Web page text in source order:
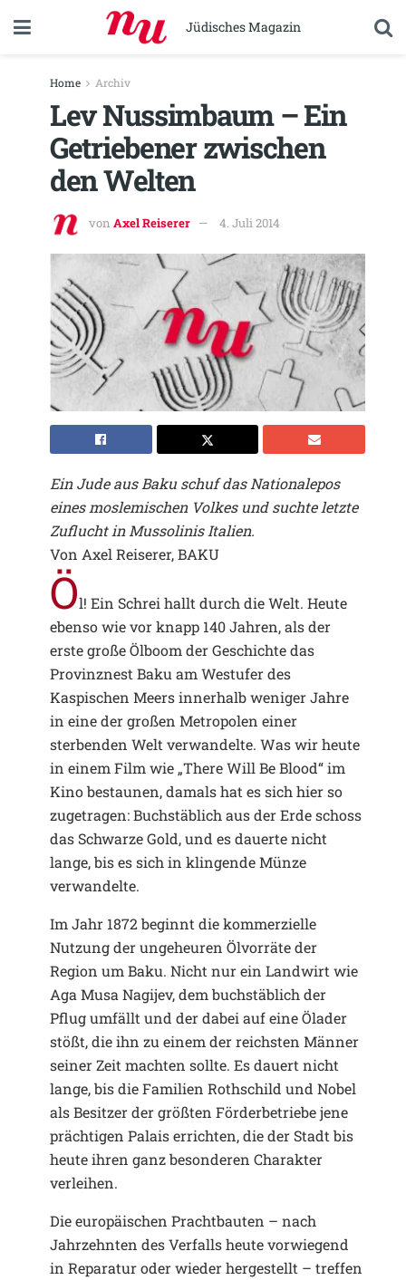
Jüdisches Magazin
Home Archiv
Lev Nussimbaum – Ein
Getriebener zwischen
den Welten
von Axel Reiserer 4. Juli 2014
Ein Jude aus Baku schuf das Nationalepos
eines moslemischen Volkes und suchte letzte
Zuflucht in Mussolinis Italien.
Von Axel Reiserer, BAKU
Öl! Ein Schrei hallt durch die Welt. Heute
ebenso wie vor knapp 140 Jahren, als der
erste große Ölboom der Geschichte das
Provinznest Baku am Westufer des
Kaspischen Meers innerhalb weniger Jahre
in eine der großen Metropolen einer
sterbenden Welt verwandelte. Was wir heute
in einem Film wie „There Will Be Blood“ im
Kino bestaunen, damals hat es sich hier so
zugetragen: Buchstäblich aus der Erde schoss
das Schwarze Gold, und es dauerte nicht
lange, bis es sich in klingende Münze
verwandelte.
Im Jahr 1872 beginnt die kommerzielle
Nutzung der ungeheuren Ölvorräte der
Region um Baku. Nicht nur ein Landwirt wie
Aga Musa Nagijev, dem buchstäblich der
Pflug umfällt und der dabei auf eine Ölader
stößt, die ihn zu einem der reichsten Männer
seiner Zeit machten sollte. Es dauert nicht
lange, bis die Familien Rothschild und Nobel
als Besitzer der größten Förderbetriebe jene
prächtigen Palais errichten, die der Stadt bis
heute ihren ganz besonderen Charakter
verleihen.
Die europäischen Prachtbauten – nach
Jahrzehnten des Verfalls heute vorwiegend
in Reparatur oder wieder hergestellt – treffen